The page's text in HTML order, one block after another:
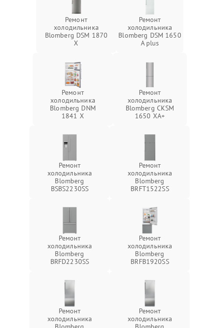
Ремонт
холодильника
Blomberg DSM 1870
X
Ремонт
холодильника
Blomberg DSM 1650
A plus
Ремонт
холодильника
Blomberg DNM
1841 X
Ремонт
холодильника
Blomberg CKSM
1650 XA+
Ремонт
холодильника
Blomberg
BSBS2230SS
Ремонт
холодильника
Blomberg
BRFT1522SS
Ремонт
холодильника
Blomberg
BRFD2230SS
Ремонт
холодильника
Blomberg
BRFB1920SS
Ремонт
холодильника
Ремонт
холодильника